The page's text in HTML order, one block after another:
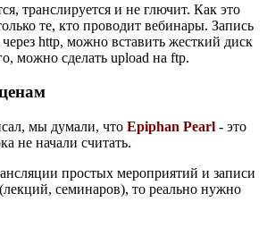
транслируется и не глючит. Как это
те, кто проводит вебинары. Запись
http, можно вставить жесткий диск
можно сделать upload на ftp.
мы думали, что Epiphan Pearl - это
не начали считать.
простых мероприятий и записи
семинаров), то реально нужно